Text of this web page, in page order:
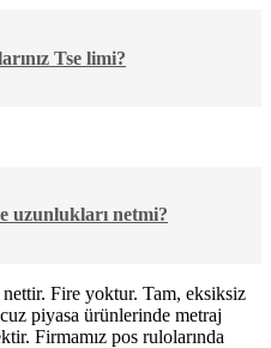
Tse limi?
uzunlukları netmi?
nettir. Fire yoktur. Tam, eksiksiz
piyasa ürünlerinde metraj
Firmamız pos rulolarında